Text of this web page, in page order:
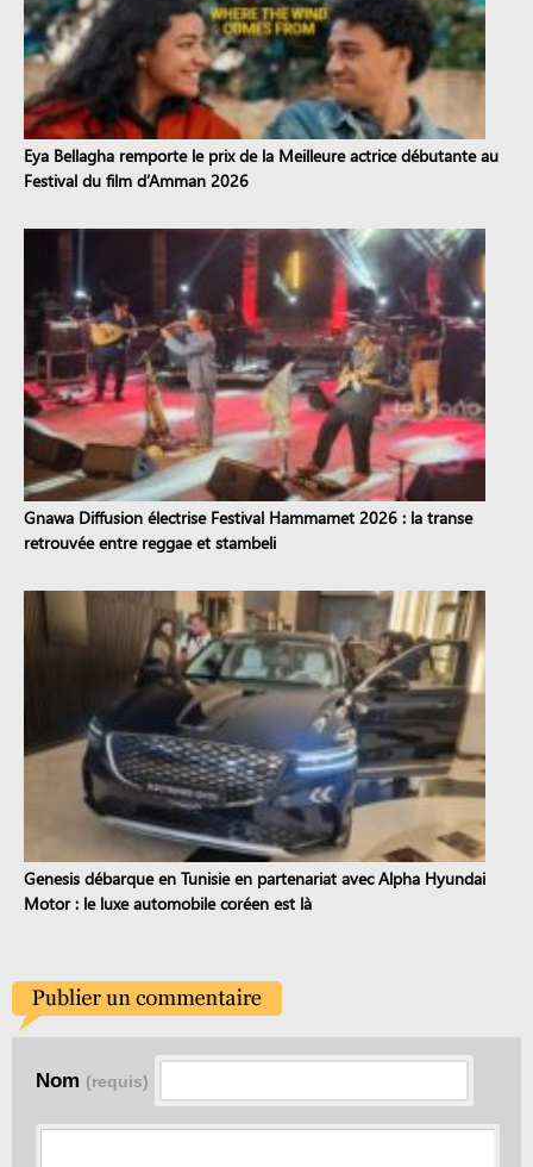
Eya Bellagha remporte le prix de la Meilleure actrice débutante au
Festival du film d’Amman 2026
Gnawa Diffusion électrise Festival Hammamet 2026 : la transe
retrouvée entre reggae et stambeli
Genesis débarque en Tunisie en partenariat avec Alpha Hyundai
Motor : le luxe automobile coréen est là
Nom (requis)